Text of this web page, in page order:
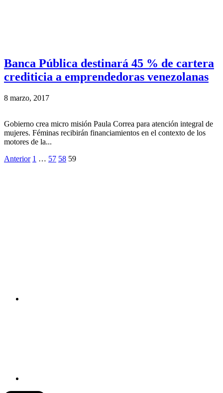
Banca Pública destinará 45 % de cartera
crediticia a emprendedoras venezolanas
8 marzo, 2017
Gobierno crea micro misión Paula Correa para atención integral de
mujeres. Féminas recibirán financiamientos en el contexto de los
motores de la...
Anterior 1 … 57 58 59